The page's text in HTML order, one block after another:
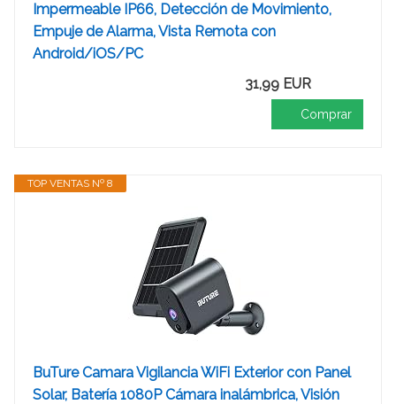
Impermeable IP66, Detección de Movimiento,
Empuje de Alarma, Vista Remota con
Android/iOS/PC
31,99 EUR
Comprar
TOP VENTAS Nº 8
BuTure Camara Vigilancia WiFi Exterior con Panel
Solar, Batería 1080P Cámara inalámbrica, Visión